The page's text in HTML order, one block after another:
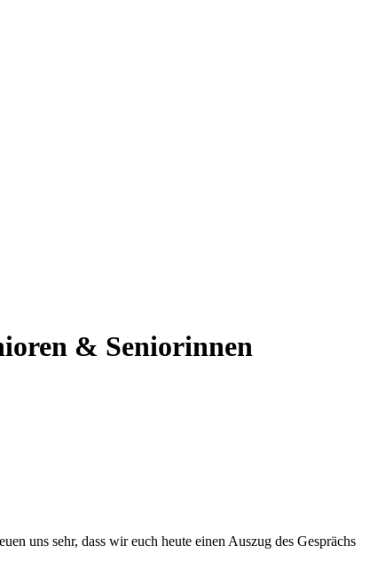
& Seniorinnen
uns sehr, dass wir euch heute einen Auszug des Gesprächs